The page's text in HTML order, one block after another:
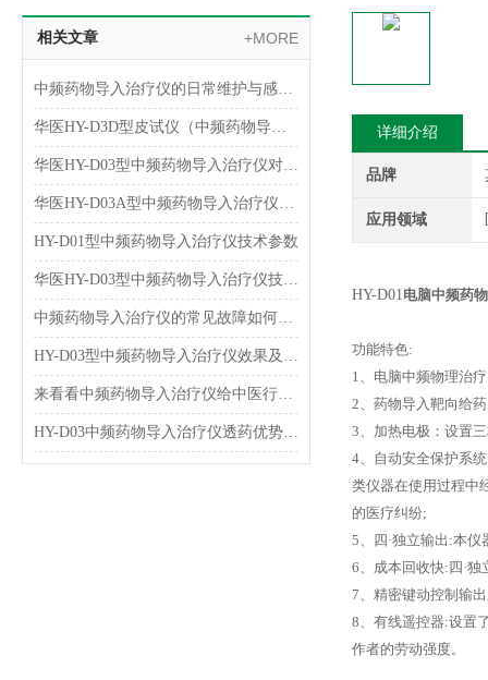
相关文章 +MORE
中频药物导入治疗仪的日常维护与感染控制规范
华医HY-D3D型皮试仪（中频药物导入治疗仪)）介绍
华医HY-D03型中频药物导入治疗仪对于小儿肺炎临床效果及应用
华医HY-D03A型中频药物导入治疗仪技术参数
HY-D01型中频药物导入治疗仪技术参数
华医HY-D03型中频药物导入治疗仪技术参数
中频药物导入治疗仪的常见故障如何进行排除呢？
HY-D03型中频药物导入治疗仪效果及临床应用
来看看中频药物导入治疗仪给中医行业带来了哪些辅助？
HY-D03中频药物导入治疗仪透药优势及特色
详细介绍
品牌
应用领域
HY-D01电脑中频药
功能特色:
1、电脑中频物理治
2、药物导入靶向给
3、加热电极：设置
4、自动安全保护系
类仪器在使用过程中
的医疗纠纷;
5、四·独立输出:本
6、成本回收快:四·
7、精密键动控制输
8、有线遥控器:设置
作者的劳动强度。